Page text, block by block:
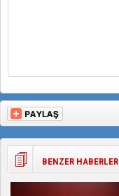
BENZER HABERLER